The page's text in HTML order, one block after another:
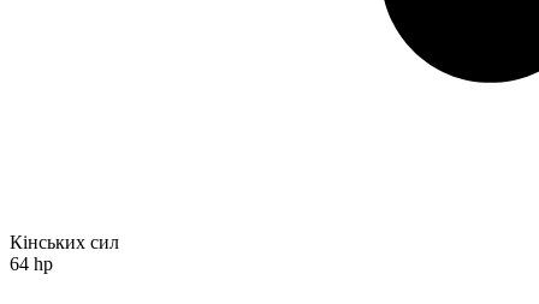
Кінських сил
64 hp